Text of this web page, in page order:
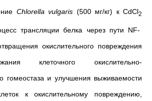
Chlorella vulgaris (500 мг/кг) к CdCl2
трансляции белка через пути NF-
окислительного повреждения
клеточного окислительно-
гомеостаза и улучшения выживаемости
к окислительному повреждению,